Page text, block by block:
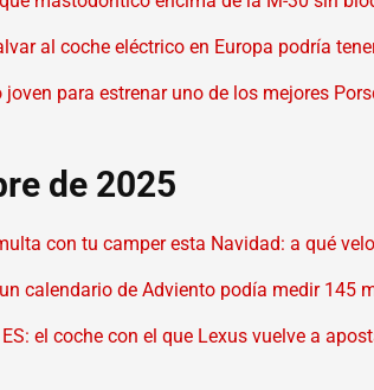
al coche eléctrico en Europa podría
joven para estrenar uno de los mejores
de 2025
con tu camper esta Navidad: a qué
calendario de Adviento podía medir 145
el coche con el que Lexus vuelve a